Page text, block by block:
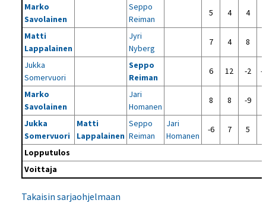
Marko
Savolainen
Seppo
Reiman
5 4 4
Matti
Lappalainen
Jyri
Nyberg
7 4 8
Jukka
Somervuori
Seppo
Reiman
6 12 -2 -
Marko
Savolainen
Jari
Homanen
8 8 -9
Jukka
Somervuori
Matti
Lappalainen
Seppo
Reiman
Jari
Homanen
-6 7 5
Lopputulos
Voittaja
Takaisin sarjaohjelmaan